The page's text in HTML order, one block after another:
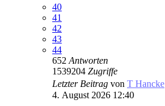
40
41
42
43
44
652 Antworten
1539204 Zugriffe
Letzter Beitrag von T Hancke
4. August 2026 12:40